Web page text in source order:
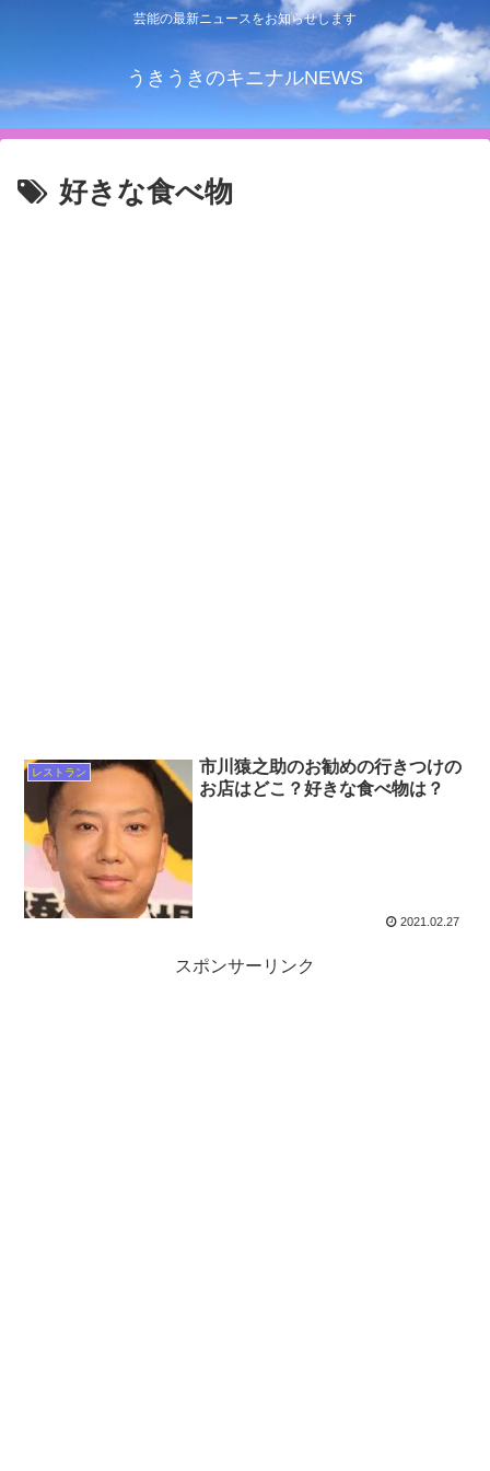
芸能の最新ニュースをお知らせします
うきうきのキニナルNEWS
好きな食べ物
レストラン
市川猿之助のお勧めの行きつけの
お店はどこ？好きな食べ物は？
2021.02.27
スポンサーリンク